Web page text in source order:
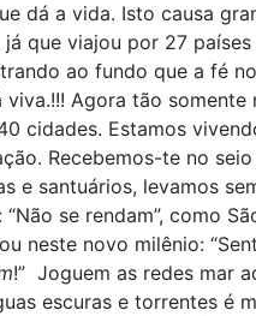
dá a vida. Isto causa
que viajou por 27
ao fundo que a fé
viva.!!! Agora tão somente
cidades. Estamos
Recebemos-te no
e santuários, levamos
se rendam”, como
neste novo milênio:
!” Joguem as redes mar
escuras e torrentes é